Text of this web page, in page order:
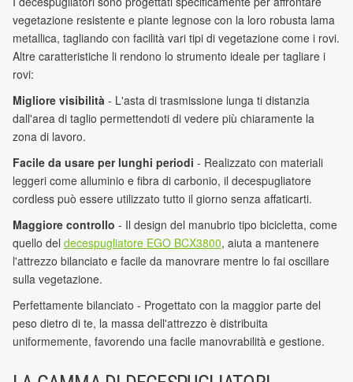
vegetazione resistente e piante legnose con la loro robusta lama
metallica, tagliando con facilità vari tipi di vegetazione come i rovi.
Altre caratteristiche li rendono lo strumento ideale per tagliare i
rovi:
Migliore visibilità - L'asta di trasmissione lunga ti distanzia
dall'area di taglio permettendoti di vedere più chiaramente la
zona di lavoro.
Facile da usare per lunghi periodi - Realizzato con materiali
leggeri come alluminio e fibra di carbonio, il decespugliatore
cordless può essere utilizzato tutto il giorno senza affaticarti.
Maggiore controllo - Il design del manubrio tipo bicicletta, come
quello del decespugliatore EGO BCX3800, aiuta a mantenere
l'attrezzo bilanciato e facile da manovrare mentre lo fai oscillare
sulla vegetazione.
Perfettamente bilanciato - Progettato con la maggior parte del
peso dietro di te, la massa dell'attrezzo è distribuita
uniformemente, favorendo una facile manovrabilità e gestione.